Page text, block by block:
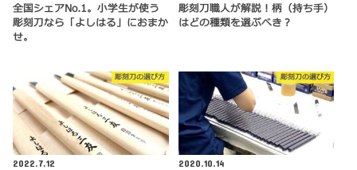
全国シェアNo.1。小学生が使う
彫刻刀なら「よしはる」におまか
せ。
彫刻刀職人が解説！柄（持ち手）
はどの種類を選ぶべき？
彫刻刀の選び方
2022.7.12
彫刻刀の選び方
2020.10.14